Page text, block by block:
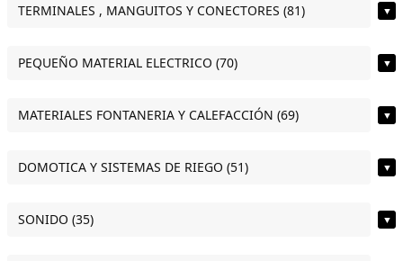
TERMINALES , MANGUITOS Y CONECTORES (81) ▼
PEQUEÑO MATERIAL ELECTRICO (70) ▼
MATERIALES FONTANERIA Y CALEFACCIÓN (69) ▼
DOMOTICA Y SISTEMAS DE RIEGO (51) ▼
SONIDO (35) ▼